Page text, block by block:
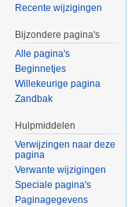
Recente wijzigingen
Bijzondere pagina's
Alle pagina's
Beginnetjes
Willekeurige pagina
Zandbak
Hulpmiddelen
Verwijzingen naar deze
pagina
Verwante wijzigingen
Speciale pagina's
Paginagegevens